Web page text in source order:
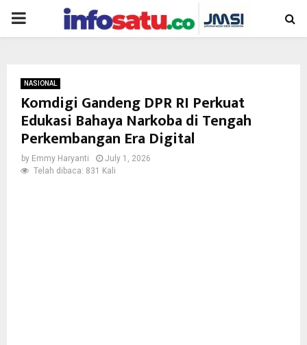
PRIMARY
NASIONAL
Komdigi Gandeng DPR RI Perkuat
Edukasi Bahaya Narkoba di Tengah
Perkembangan Era Digital
by Emmy Haryanti
July 1, 2026
Telah dibaca: 831 Kali